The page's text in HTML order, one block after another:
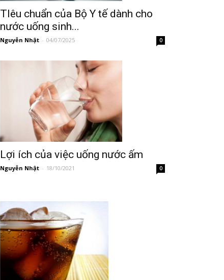
TIêu chuẩn của Bộ Y tế dành cho
nước uống sinh...
Nguyễn Nhật - 04/07/2025 0
Lợi ích của việc uống nước ấm
Nguyễn Nhật - 18/10/2021 0